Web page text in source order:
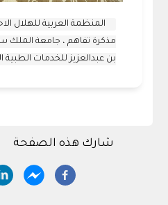
المنظمة العربية للهلال
مذكرة تفاهم ، جامعة الملك
بن عبدالعزيز للخدمات الطبية
شارك هذه الصفحة